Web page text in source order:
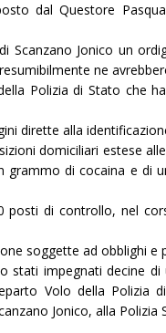
dal Questore
Scanzano Jonico un
ne
Polizia di Stato che
dirette alla
domiciliari estese
grammo di cocaina e di
posti di controllo, nel
soggette ad obblighi e
stati impegnati decine
Volo della
Jonico, alla Polizia